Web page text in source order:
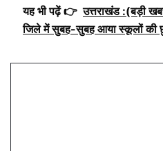
यह भी पढ़ें 👉 उत्तराखंड :(बड़ी
जिले में सुबह-सुबह आया स्कूलों की